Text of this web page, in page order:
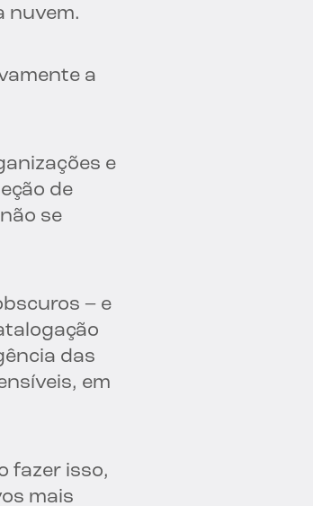
nuvem.
a
e
de
se
– e
das
em
fazer isso,
mais